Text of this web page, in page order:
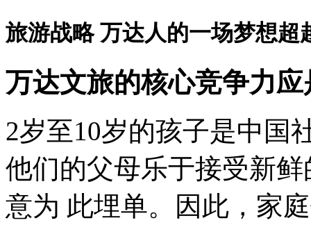
旅游战略 万达人的一场梦想超
万达文旅的核心竞争力应
2岁至10岁的孩子是中国
他们的父母乐于接受新
意为 此埋单。因此，家